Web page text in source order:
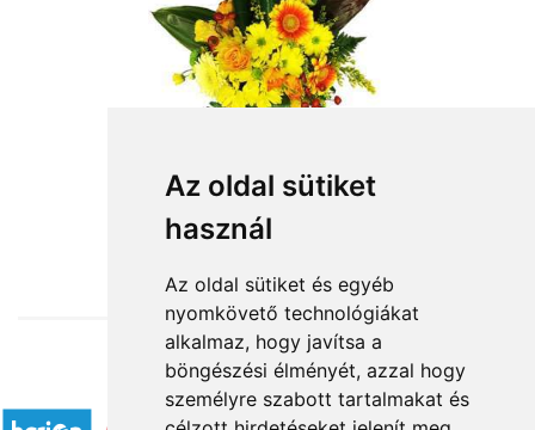
Az oldal sütiket
használ
Az oldal sütiket és egyéb
nyomkövető technológiákat
alkalmaz, hogy javítsa a
böngészési élményét, azzal hogy
személyre szabott tartalmakat és
from HUF23,200
Accepted payment methods